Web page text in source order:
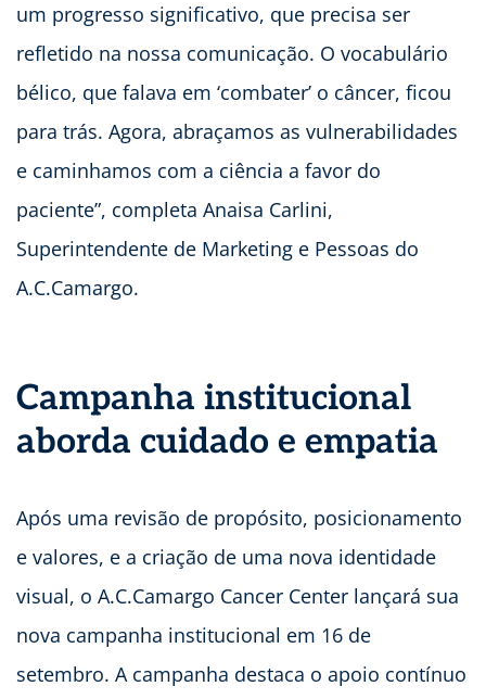
um progresso significativo, que precisa ser
refletido na nossa comunicação. O vocabulário
bélico, que falava em ‘combater’ o câncer, ficou
para trás. Agora, abraçamos as vulnerabilidades
e caminhamos com a ciência a favor do
paciente”, completa Anaisa Carlini,
Superintendente de Marketing e Pessoas do
A.C.Camargo.
Campanha institucional
aborda cuidado e empatia
Após uma revisão de propósito, posicionamento
e valores, e a criação de uma nova identidade
visual, o A.C.Camargo Cancer Center lançará sua
nova campanha institucional em 16 de
setembro. A campanha destaca o apoio contínuo